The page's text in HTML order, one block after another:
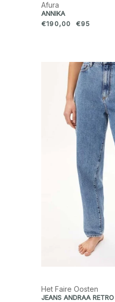
Afura
ANNIKA
€190,00
€95
Het Faire Oosten
JEANS ANDRAA RETRO